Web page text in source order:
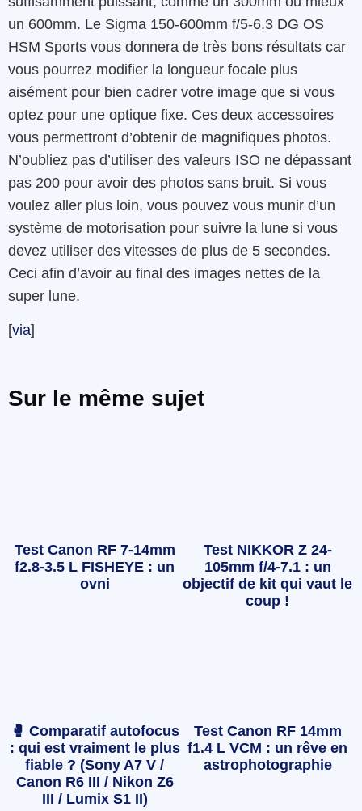
un 600mm. Le Sigma 150-600mm f/5-6.3 DG OS
HSM Sports vous donnera de très bons résultats car
vous pourrez modifier la longueur focale plus
aisément pour bien cadrer votre image que si vous
optez pour une optique fixe. Ces deux accessoires
vous permettront d’obtenir de magnifiques photos.
N’oubliez pas d’utiliser des valeurs ISO ne dépassant
pas 200 pour avoir des photos sans bruit. Si vous
voulez aller plus loin, vous pouvez vous munir d’un
système de motorisation pour suivre la lune si vous
devez utiliser des vitesses de plus de 5 secondes.
Ceci afin d’avoir au final des images nettes de la
super lune.
[via]
Sur le même sujet
Test Canon RF 7-14mm
f2.8-3.5 L FISHEYE : un
ovni
Test NIKKOR Z 24-
105mm f/4-7.1 : un
objectif de kit qui vaut le
coup !
🥊 Comparatif autofocus
: qui est vraiment le plus
fiable ? (Sony A7 V /
Canon R6 III / Nikon Z6
III / Lumix S1 II)
Test Canon RF 14mm
f1.4 L VCM : un rêve en
astrophotographie